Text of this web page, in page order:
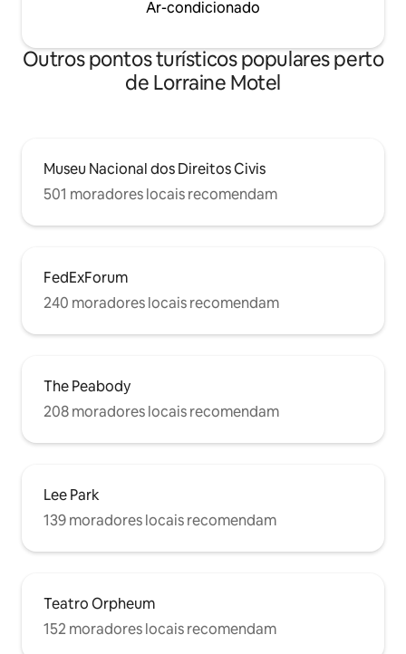
Ar-condicionado
Outros pontos turísticos populares perto
de Lorraine Motel
Museu Nacional dos Direitos Civis
501 moradores locais recomendam
FedExForum
240 moradores locais recomendam
The Peabody
208 moradores locais recomendam
Lee Park
139 moradores locais recomendam
Teatro Orpheum
152 moradores locais recomendam